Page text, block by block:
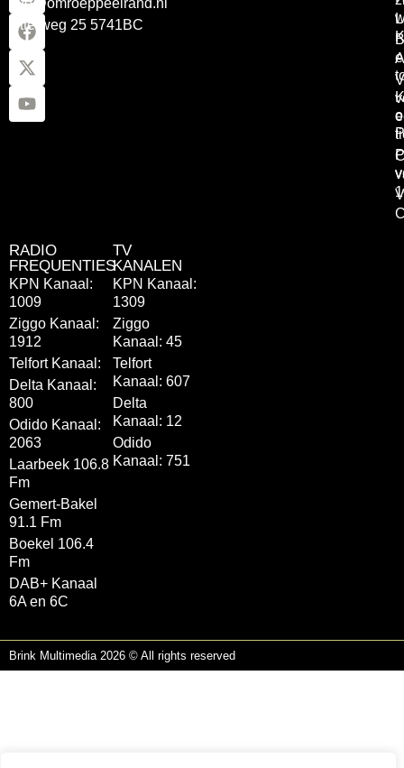
info@omroeppeelrand.nl
Otterweg 25 5741BC
RADIO
FREQUENTIES
KPN Kanaal:
1009
Ziggo Kanaal:
1912
Telfort Kanaal:
Delta Kanaal:
800
Odido Kanaal:
2063
Laarbeek 106.8
Fm
Gemert-Bakel
91.1 Fm
Boekel 106.4
Fm
DAB+ Kanaal
6A en 6C
TV
KANALEN
KPN Kanaal:
1309
Ziggo
Kanaal: 45
Telfort
Kanaal: 607
Delta
Kanaal: 12
Odido
Kanaal: 751
Brink Multimedia 2026 © All rights reserved